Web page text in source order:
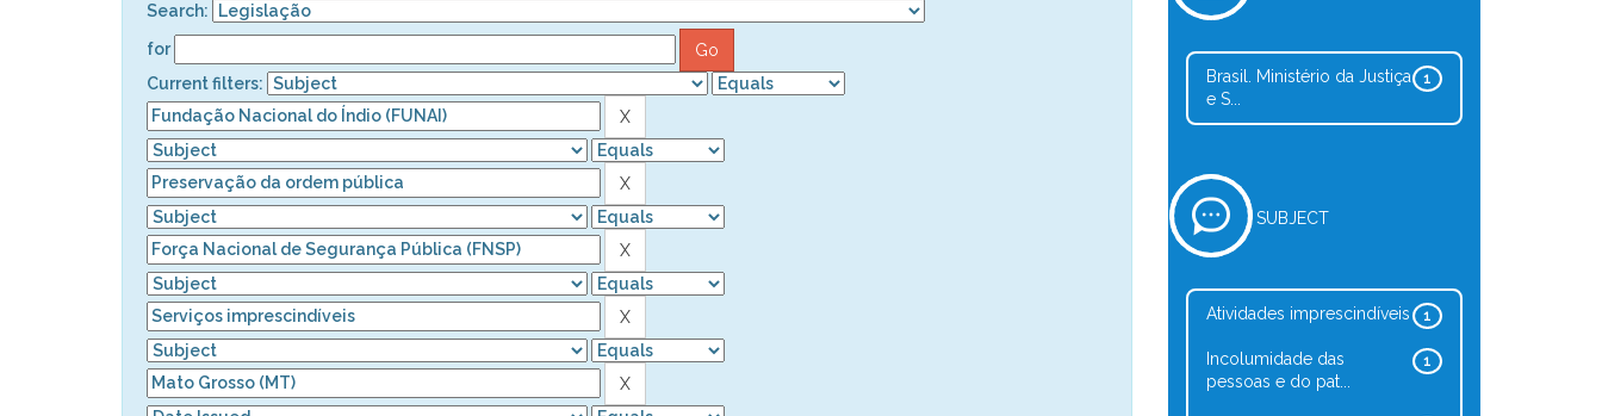
Search:
for
Current filters:
1
Brasil. Ministério da Justiça
e S...
SUBJECT
1
Atividades imprescindíveis
1
Incolumidade das
pessoas e do pat...